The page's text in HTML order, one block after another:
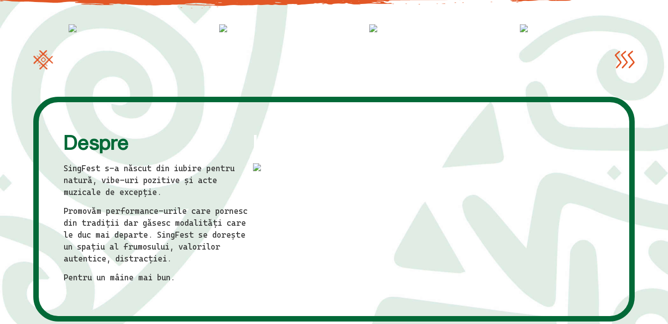
Despre
SingFest s-a născut din iubire pentru
natură, vibe-uri pozitive și acte
muzicale de excepție.
Promovăm performance-urile care pornesc
din tradiții dar găsesc modalități care
le duc mai departe. SingFest se dorește
un spațiu al frumosului, valorilor
autentice, distracției.
Pentru un mâine mai bun.
Harta festivalului